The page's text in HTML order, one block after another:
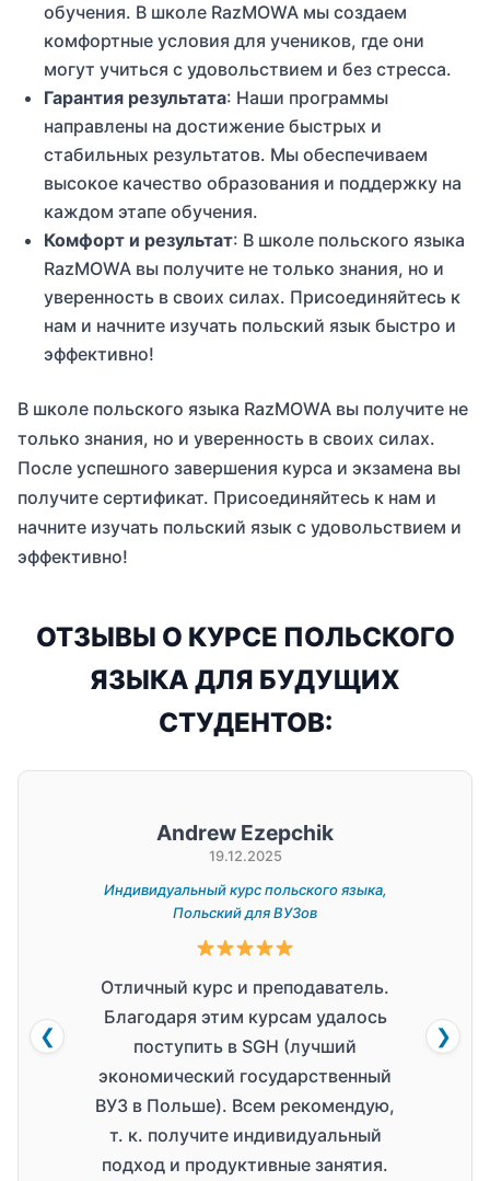
обучения. В школе RazMOWA мы создаем
комфортные условия для учеников, где они
могут учиться с удовольствием и без стресса.
Гарантия результата: Наши программы
направлены на достижение быстрых и
стабильных результатов. Мы обеспечиваем
высокое качество образования и поддержку на
каждом этапе обучения.
Комфорт и результат: В школе польского языка
RazMOWA вы получите не только знания, но и
уверенность в своих силах. Присоединяйтесь к
нам и начните изучать польский язык быстро и
эффективно!
В школе польского языка RazMOWA вы получите не
только знания, но и уверенность в своих силах.
После успешного завершения курса и экзамена вы
получите сертификат. Присоединяйтесь к нам и
начните изучать польский язык с удовольствием и
эффективно!
ОТЗЫВЫ О КУРСЕ ПОЛЬСКОГО
ЯЗЫКА ДЛЯ БУДУЩИХ
СТУДЕНТОВ:
Andrew Ezepchik
19.12.2025
Индивидуальный курс польского языка,
Польский для ВУЗов
Отличный курс и преподаватель.
Благодаря этим курсам удалось
поступить в SGH (лучший
экономический государственный
ВУЗ в Польше). Всем рекомендую,
т. к. получите индивидуальный
подход и продуктивные занятия.
❮ ❯